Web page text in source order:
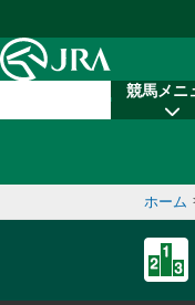
競馬メニ
ホーム